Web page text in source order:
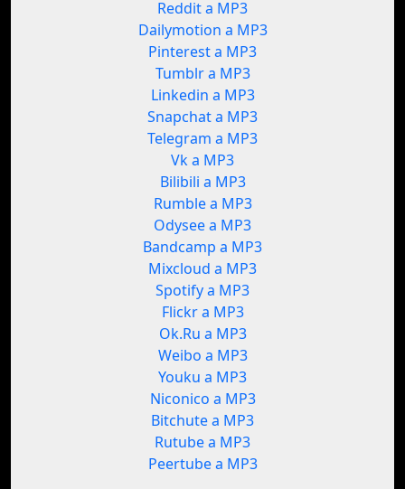
Reddit a MP3
Dailymotion a MP3
Pinterest a MP3
Tumblr a MP3
Linkedin a MP3
Snapchat a MP3
Telegram a MP3
Vk a MP3
Bilibili a MP3
Rumble a MP3
Odysee a MP3
Bandcamp a MP3
Mixcloud a MP3
Spotify a MP3
Flickr a MP3
Ok.Ru a MP3
Weibo a MP3
Youku a MP3
Niconico a MP3
Bitchute a MP3
Rutube a MP3
Peertube a MP3